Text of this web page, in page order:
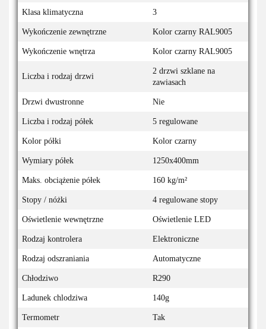
Klasa klimatyczna 3
Wykończenie zewnętrzne Kolor czarny RAL9005
Wykończenie wnętrza Kolor czarny RAL9005
Liczba i rodzaj drzwi
2 drzwi szklane na
zawiasach
Drzwi dwustronne Nie
Liczba i rodzaj półek 5 regulowane
Kolor półki Kolor czarny
Wymiary półek 1250x400mm
Maks. obciążenie półek 160 kg/m²
Stopy / nóżki 4 regulowane stopy
Oświetlenie wewnętrzne Oświetlenie LED
Rodzaj kontrolera Elektroniczne
Rodzaj odszraniania Automatyczne
Chłodziwo R290
Ladunek chlodziwa 140g
Termometr Tak